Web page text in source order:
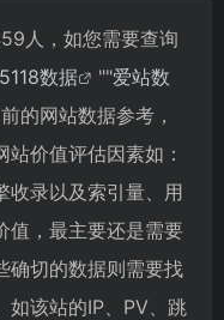
人，如您需要查询
5118数据 ""爱站数
的网站数据参考，
价值评估因素如：
收录以及索引量、用
值，最主要还是需要
确切的数据则需要找
如该站的IP、PV、跳